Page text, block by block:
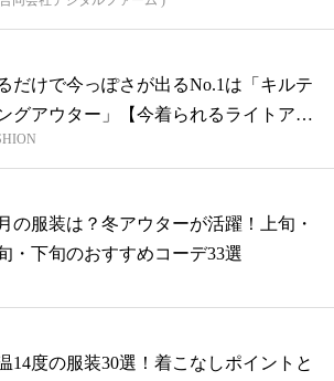
だけで今っぽさが出るNo.1は「キルテ
グアウター」【今着られるライトア
の服装は？冬アウターが活躍！上旬・
・下旬のおすすめコーデ33選
14度の服装30選！着こなしポイントと